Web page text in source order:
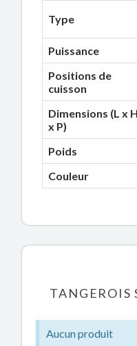
Type
Puissance
Positions de
cuisson
Dimensions (L x H
x P)
Poids
Couleur
TANGEROIS
Aucun produit